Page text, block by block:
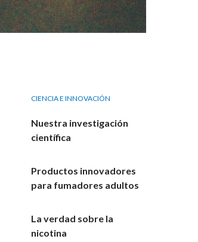
CIENCIA E INNOVACIÓN
Nuestra investigación
científica
Productos innovadores
para fumadores adultos
La verdad sobre la
nicotina